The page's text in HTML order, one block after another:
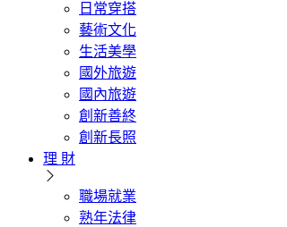
日常穿搭
藝術文化
生活美學
國外旅遊
國內旅遊
創新善終
創新長照
理 財
職場就業
熟年法律